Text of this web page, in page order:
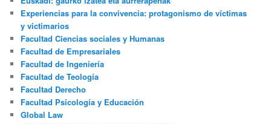
Experiencias para la convivencia: protagonismo de víctimas
y victimarios
Facultad Ciencias sociales y Humanas
Facultad de Empresariales
Facultad de Ingeniería
Facultad de Teología
Facultad Derecho
Facultad Psicología y Educación
Global Law